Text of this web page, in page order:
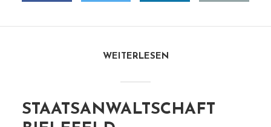
WEITERLESEN
STAATSANWALTSCHAFT